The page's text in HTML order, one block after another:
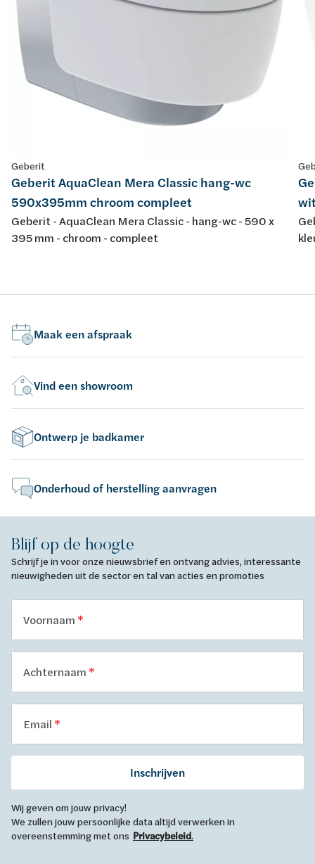
Geberit
Geberit AquaClean Mera Classic hang-wc
590x395mm chroom compleet
Geberit - AquaClean Mera Classic - hang-wc - 590 x
395 mm - chroom - compleet
Maak een afspraak
Vind een showroom
Ontwerp je badkamer
Onderhoud of herstelling aanvragen
Blijf op de hoogte
Schrijf je in voor onze nieuwsbrief en ontvang advies, interessante
nieuwigheden uit de sector en tal van acties en promoties
Voornaam
Achternaam
Email
Inschrijven
Wij geven om jouw privacy!
We zullen jouw persoonlijke data altijd verwerken in
overeenstemming met ons Privacybeleid.